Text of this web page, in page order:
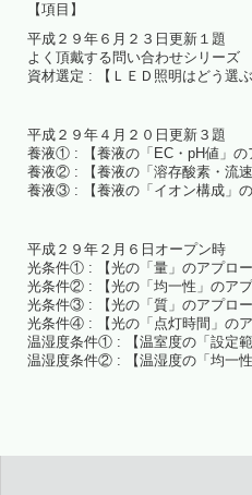
【項目】
平成２９年６月２３日更新１題
よく頂戴する問い合わせシリーズ
資材選定 : 【ＬＥＤ照明はどう選ぶ
平成２９年４月２０日更新３題
養液① : 【養液の「EC・pH値」の
養液② : 【養液の「溶存酸素・流速
養液③ : 【養液の「イオン構成」の
平成２９年２月６日オープン時
光条件① : 【光の「量」のアプロー
光条件② : 【光の「均一性」のアプ
光条件③ : 【光の「質」のアプロー
光条件④ : 【光の「点灯時間」のア
温湿度条件① : 【温室度の「設定範
温湿度条件② : 【温湿度の「均一性